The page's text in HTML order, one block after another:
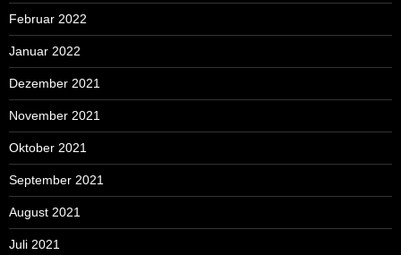
Februar 2022
Januar 2022
Dezember 2021
November 2021
Oktober 2021
September 2021
August 2021
Juli 2021